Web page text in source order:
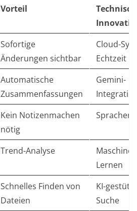
Vorteil
Sofortige
Änderungen sichtbar
Cloud-
Echtzeit
Automatische
Zusammenfassungen
Gemini-
Kein Notizenmachen
nötig
Trend-Analyse
Lernen
Schnelles Finden von
Dateien
KI-
Suche